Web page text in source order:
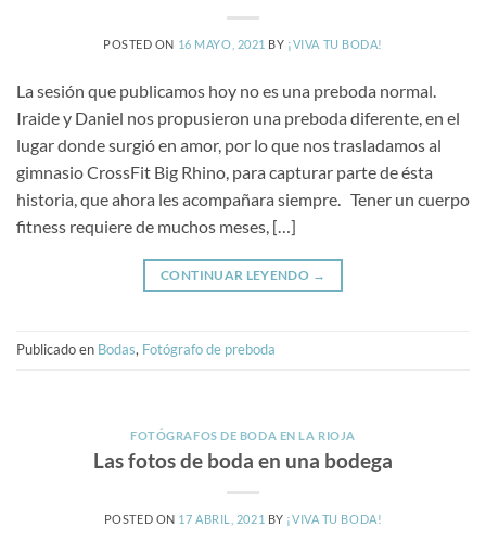
POSTED ON 16 MAYO, 2021 BY ¡VIVA TU BODA!
La sesión que publicamos hoy no es una preboda normal.
Iraide y Daniel nos propusieron una preboda diferente, en el
lugar donde surgió en amor, por lo que nos trasladamos al
gimnasio CrossFit Big Rhino, para capturar parte de ésta
historia, que ahora les acompañara siempre. Tener un cuerpo
fitness requiere de muchos meses, […]
CONTINUAR LEYENDO →
Publicado en Bodas, Fotógrafo de preboda
FOTÓGRAFOS DE BODA EN LA RIOJA
Las fotos de boda en una bodega
POSTED ON 17 ABRIL, 2021 BY ¡VIVA TU BODA!